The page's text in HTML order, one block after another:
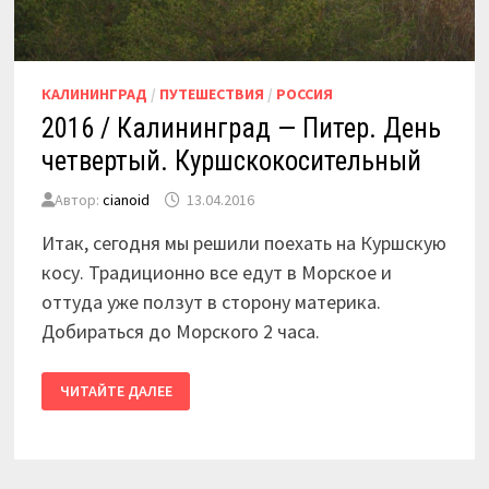
КАЛИНИНГРАД / ПУТЕШЕСТВИЯ / РОССИЯ
2016 / Калининград — Питер. День
четвертый. Куршскокосительный
Автор: cianoid 13.04.2016
Итак, сегодня мы решили поехать на Куршскую
косу. Традиционно все едут в Морское и
оттуда уже ползут в сторону материка.
Добираться до Морского 2 часа.
2016
/
КАЛИНИНГРАД
ЧИТАЙТЕ ДАЛЕЕ